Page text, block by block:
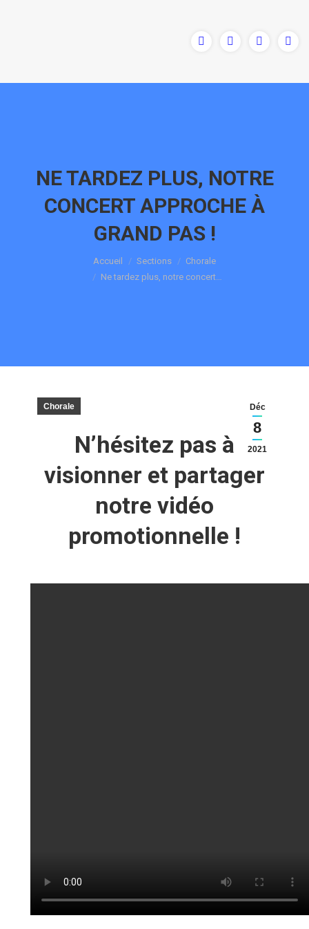
NE TARDEZ PLUS, NOTRE
CONCERT APPROCHE À
GRAND PAS !
Accueil Sections
Chorale
Ne tardez plus, notre concert…
Déc
8
2021
Chorale
N’hésitez pas à
visionner et partager
notre vidéo
promotionnelle !